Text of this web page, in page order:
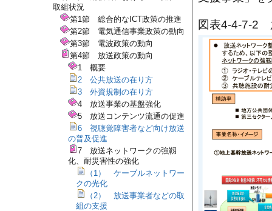
図表4-4-7-2
取組状況
第1節 総合的なICT政策の推進
第2節 電気通信事業政策の動向
第3節 電波政策の動向
第4節 放送政策の動向
1 概要
2 公共放送の在り方
3 外資規制の在り方
4 放送事業の基盤強化
5 放送コンテンツ流通の促進
6 視聴覚障害者など向け放送
の普及促進
7 放送ネットワークの強靱
化、耐災害性の強化
（1） ケーブルネットワー
クの光化
（2） 放送事業者などの取
組の支援